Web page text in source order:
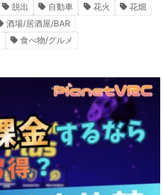
脱出 自動車 花火
花畑
酒場/居酒屋/BAR
食べ物/グルメ